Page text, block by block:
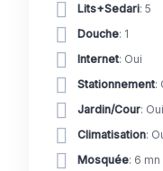
Lits+Sedari: 5
Douche: 1
Internet: Oui
Stationnement:
Jardin/Cour: Oui
Climatisation:
Mosquée: 6 mn